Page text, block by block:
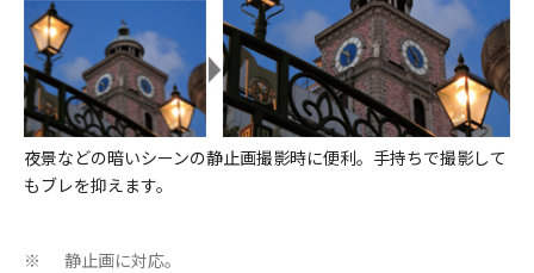
夜景などの暗いシーンの静止画撮影時に便利。手持ちで撮影して
もブレを抑えます。
※ 静止画に対応。